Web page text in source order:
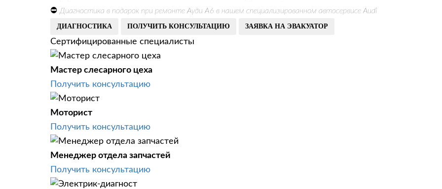
⛔ Диагностика в подарок при ремонте Ауди А6 в нашем специализированном автосервисе Audi
ДИАГНОСТИКА ПОЛУЧИТЬ КОНСУЛЬТАЦИЮ ЗАЯВКА НА ЭВАКУАТОР
Сертифицированные специалисты
Мастер слесарного цеха
Получить консультацию
Моторист
Получить консультацию
Менеджер отдела запчастей
Получить консультацию